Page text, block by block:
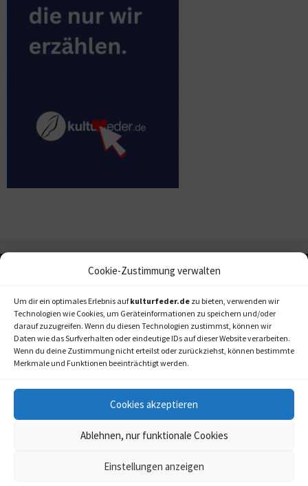
Cookie-Zustimmung verwalten
Um dir ein optimales Erlebnis aufkulturfeder.de zu bieten, verwenden wir
Technologien wie Cookies, um Geräteinformationen zu speichern und/oder
darauf zuzugreifen. Wenn du diesen Technologien zustimmst, können wir
Daten wie das Surfverhalten oder eindeutige IDs auf dieser Website verarbeiten.
Wenn du deine Zustimmung nicht erteilst oder zurückziehst, können bestimmte
Merkmale und Funktionen beeinträchtigt werden.
Cookies akzeptieren
Ablehnen, nur funktionale Cookies
Einstellungen anzeigen
© 2006-2020 LAPPmedien+events
kulturfeder.de –